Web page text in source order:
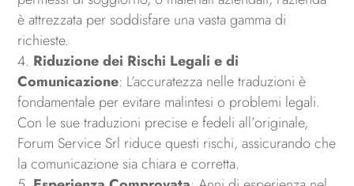
è attrezzata per soddisfare una vasta gamma di
richieste.
Riduzione dei Rischi Legali e di
Comunicazione: L’accuratezza nelle traduzioni è
fondamentale per evitare malintesi o problemi legali.
Con le sue traduzioni precise e fedeli all’originale,
Forum Service Srl riduce questi rischi, assicurando che
la comunicazione sia chiara e corretta.